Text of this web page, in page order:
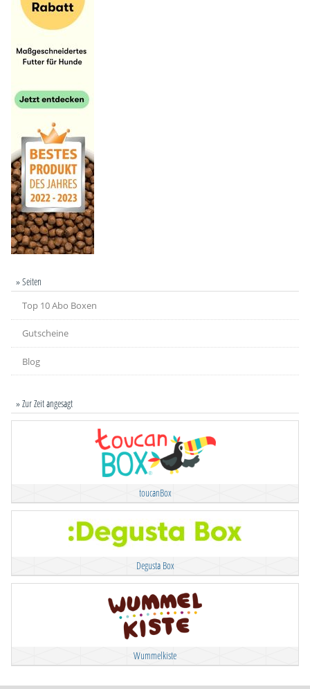
» Seiten
Top 10 Abo Boxen
Gutscheine
Blog
» Zur Zeit angesagt
toucanBox
Degusta Box
Wummelkiste